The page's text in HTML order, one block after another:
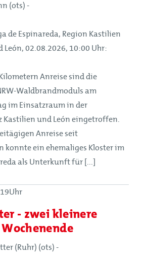
(ots) -
de Espinareda, Region Kastilien
León, 02.08.2026, 10:00 Uhr:
Anreise sind die
Waldbrandmoduls am
im Einsatzraum in der
Kastilien und León eingetroffen.
Anreise seit
konnte ein ehemaliges Kloster im
als Unterkunft für [...]
- zwei kleinere
(Ruhr) (ots) -